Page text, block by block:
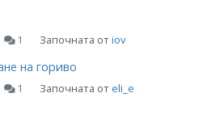
1 Започната отiov
на гориво
1 Започната отeli_e